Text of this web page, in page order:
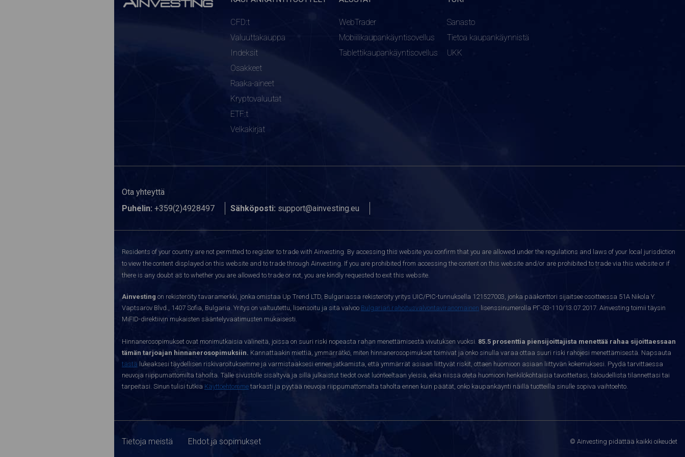
CFD:t
Valuuttakauppa
Indeksit
Osakkeet
Raaka-aineet
Kryptovaluutat
ETF:t
Velkakirjat
WebTrader
Mobiilikaupankäyntisovellus
Tablettikaupankäyntisovellus
Sanasto
Tietoa kaupankäynnistä
UKK
Ota yhteyttä
Puhelin: +359(2)4928497 Sähköposti: support@ainvesting.eu
Residents of your country are not permitted to register to trade with Ainvesting. By accessing this website you confirm that you are allowed under the regulations and laws of your local jurisdiction
to view the content displayed on this website and to trade through Ainvesting. If you are prohibited from accessing the content on this website and/or are prohibited to trade via this website or if
there is any doubt as to whether you are allowed to trade or not, you are kindly requested to exit this website.
Ainvesting on rekisteröity tavaramerkki, jonka omistaa Up Trend LTD, Bulgariassa rekisteröity yritys UIC/PIC-tunnuksella 121527003, jonka pääkonttori sijaitsee osoitteessa 51A Nikola Y.
Vaptsarov Blvd., 1407 Sofia, Bulgaria. Yritys on valtuutettu, lisensoitu ja sitä valvoo Bulgarian rahoitusvalvontaviranomainen lisenssinumerolla РГ-03-110/13.07.2017. Ainvesting toimii täysin
MiFID-direktiivin mukaisten sääntelyvaatimusten mukaisesti.
Hinnanerosopimukset ovat monimutkaisia välineitä, joissa on suuri riski nopeasta rahan menettämisestä vivutuksen vuoksi. 85.5 prosenttia piensijoittajista menettää rahaa sijoittaessaan
tämän tarjoajan hinnanerosopimuksiin. Kannattaakin miettiä, ymmärrätkö, miten hinnanerosopimukset toimivat ja onko sinulla varaa ottaa suuri riski rahojesi menettämisestä. Napsauta
tästä lukeaksesi täydellisen riskivaroituksemme ja varmistaaksesi ennen jatkamista, että ymmärrät asiaan liittyvät riskit, ottaen huomioon asiaan liittyvän kokemuksesi. Pyydä tarvittaessa
neuvoja riippumattomilta tahoilta. Tälle sivustolle sisältyvä ja sillä julkaistut tiedot ovat luonteeltaan yleisiä, eikä niissä oteta huomioon henkilökohtaisia tavoitteitasi, taloudellista tilannettasi tai
tarpeitasi. Sinun tulisi tutkia Käyttöehtomme tarkasti ja pyytää neuvoja riippumattomalta taholta ennen kuin päätät, onko kaupankäynti näillä tuotteilla sinulle sopiva vaihtoehto.
Tietoja meistä Ehdot ja sopimukset © Ainvesting pidättää kaikki oikeudet